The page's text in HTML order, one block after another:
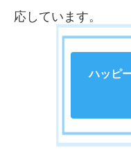
応しています。
ハッピ